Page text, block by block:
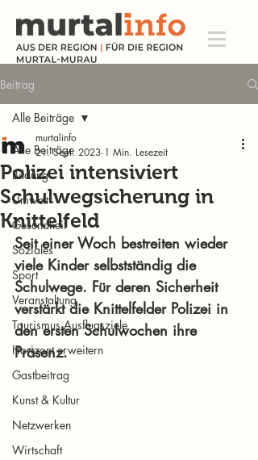
Beitrag
Alle Beiträge
Bildung
Umwelt
Gesundheit
Soziales
Sport
Veranstaltung
Tourismus Ausflugsziele
Horizont erweitern
Gastbeitrag
Kunst & Kultur
Netzwerken
Wirtschaft
Alle Beiträge
Polizei intensiviert
Schulwegsicherung in
Knittelfeld
murtalinfo
21. Sept. 2023 1 Min. Lesezeit
Seit einer Woch bestreiten wieder
viele Kinder selbstständig die
Schulwege. Für deren Sicherheit
verstärkt die Knittelfelder Polizei in
den ersten Schulwochen ihre
Präsenz.